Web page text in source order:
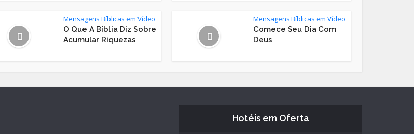
Mensagens Bíblicas em Vídeo
O Que A Bíblia Diz Sobre
Acumular Riquezas
Mensagens Bíblicas em Vídeo
Comece Seu Dia Com
Deus
Hotéis em Oferta